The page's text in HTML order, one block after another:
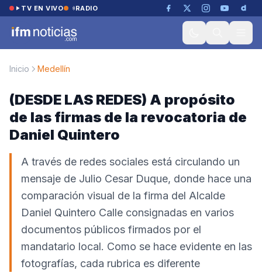
Saltar al contenido
TV EN VIVO RADIO
Inicio Medellín
(DESDE LAS REDES) A propósito
de las firmas de la revocatoria de
Daniel Quintero
A través de redes sociales está circulando un
mensaje de Julio Cesar Duque, donde hace una
comparación visual de la firma del Alcalde
Daniel Quintero Calle consignadas en varios
documentos públicos firmados por el
mandatario local. Como se hace evidente en las
fotografías, cada rubrica es diferente